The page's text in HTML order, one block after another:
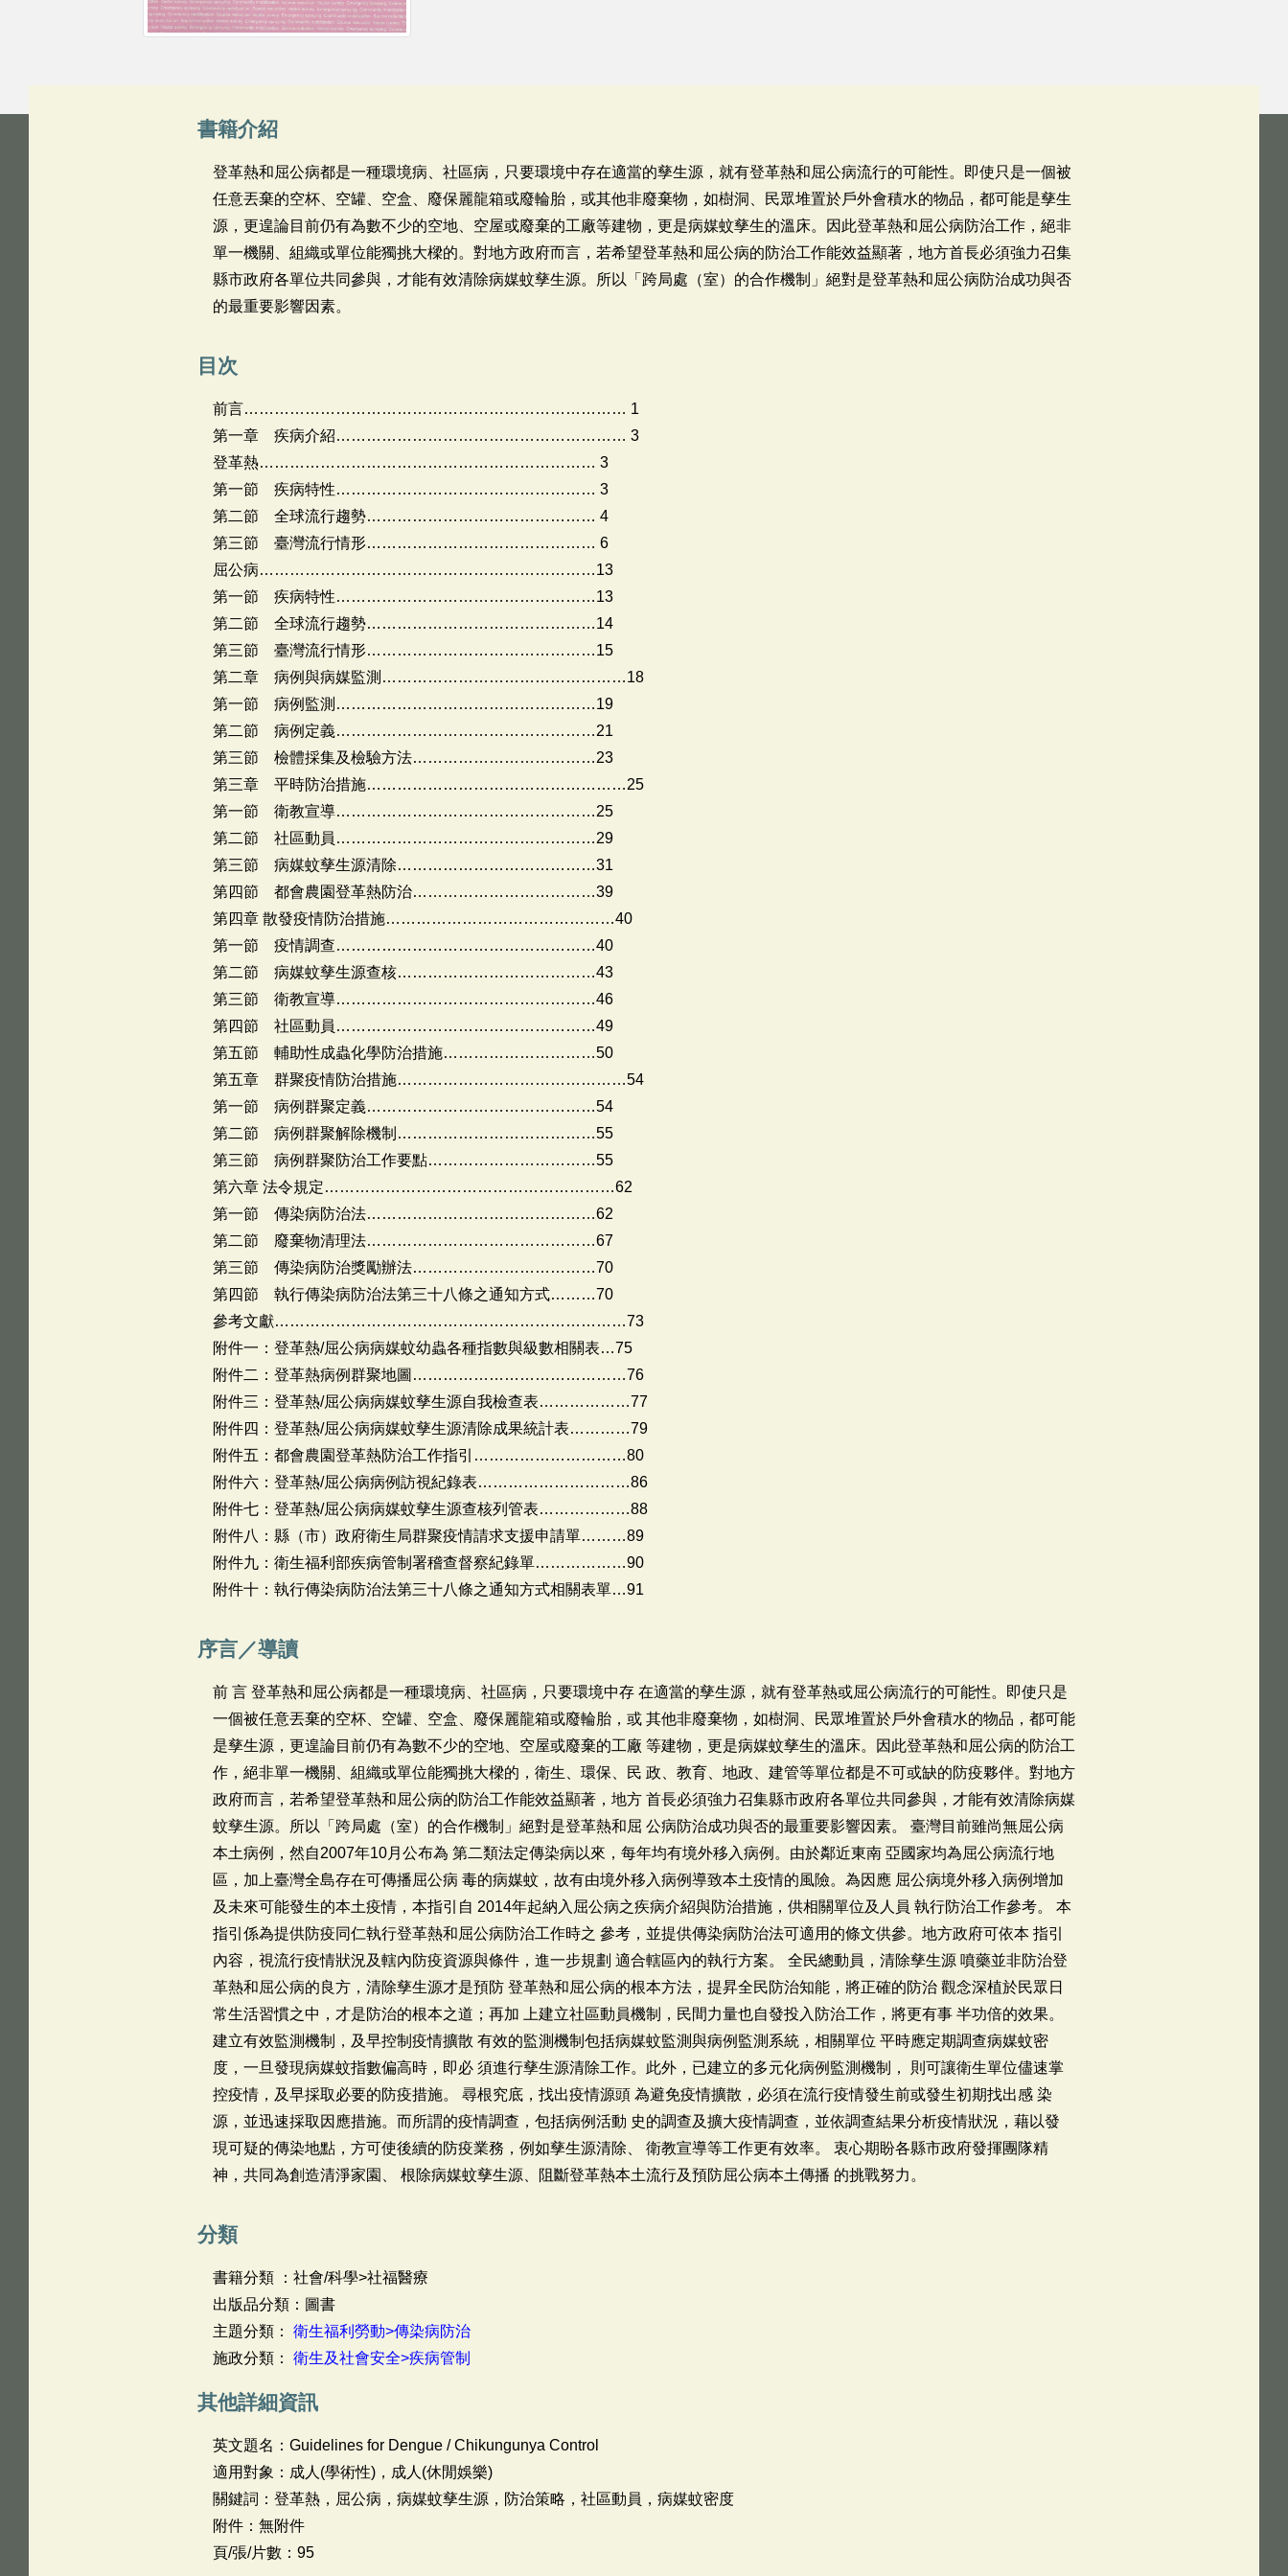
書籍介紹
登革熱和屈公病都是一種環境病、社區病，只要環境中存在適當的孳生源，就有登革熱和屈公病流行的可能性。即使只是一個被
任意丟棄的空杯、空罐、空盒、廢保麗龍箱或廢輪胎，或其他非廢棄物，如樹洞、民眾堆置於戶外會積水的物品，都可能是孳生
源，更遑論目前仍有為數不少的空地、空屋或廢棄的工廠等建物，更是病媒蚊孳生的溫床。因此登革熱和屈公病防治工作，絕非
單一機關、組織或單位能獨挑大樑的。對地方政府而言，若希望登革熱和屈公病的防治工作能效益顯著，地方首長必須強力召集
縣市政府各單位共同參與，才能有效清除病媒蚊孳生源。所以「跨局處（室）的合作機制」絕對是登革熱和屈公病防治成功與否
的最重要影響因素。
目次
前言………………………………………………………………… 1
第一章 疾病介紹………………………………………………… 3
登革熱………………………………………………………… 3
第一節 疾病特性…………………………………………… 3
第二節 全球流行趨勢……………………………………… 4
第三節 臺灣流行情形……………………………………… 6
屈公病…………………………………………………………13
第一節 疾病特性……………………………………………13
第二節 全球流行趨勢………………………………………14
第三節 臺灣流行情形………………………………………15
第二章 病例與病媒監測…………………………………………18
第一節 病例監測……………………………………………19
第二節 病例定義……………………………………………21
第三節 檢體採集及檢驗方法………………………………23
第三章 平時防治措施……………………………………………25
第一節 衛教宣導……………………………………………25
第二節 社區動員……………………………………………29
第三節 病媒蚊孳生源清除…………………………………31
第四節 都會農園登革熱防治………………………………39
第四章 散發疫情防治措施………………………………………40
第一節 疫情調查……………………………………………40
第二節 病媒蚊孳生源查核…………………………………43
第三節 衛教宣導……………………………………………46
第四節 社區動員……………………………………………49
第五節 輔助性成蟲化學防治措施…………………………50
第五章 群聚疫情防治措施………………………………………54
第一節 病例群聚定義………………………………………54
第二節 病例群聚解除機制…………………………………55
第三節 病例群聚防治工作要點……………………………55
第六章 法令規定…………………………………………………62
第一節 傳染病防治法………………………………………62
第二節 廢棄物清理法………………………………………67
第三節 傳染病防治獎勵辦法………………………………70
第四節 執行傳染病防治法第三十八條之通知方式………70
參考文獻……………………………………………………………73
附件一：登革熱/屈公病病媒蚊幼蟲各種指數與級數相關表…75
附件二：登革熱病例群聚地圖……………………………………76
附件三：登革熱/屈公病病媒蚊孳生源自我檢查表………………77
附件四：登革熱/屈公病病媒蚊孳生源清除成果統計表…………79
附件五：都會農園登革熱防治工作指引…………………………80
附件六：登革熱/屈公病病例訪視紀錄表…………………………86
附件七：登革熱/屈公病病媒蚊孳生源查核列管表………………88
附件八：縣（市）政府衛生局群聚疫情請求支援申請單………89
附件九：衛生福利部疾病管制署稽查督察紀錄單………………90
附件十：執行傳染病防治法第三十八條之通知方式相關表單…91
序言／導讀
前 言 登革熱和屈公病都是一種環境病、社區病，只要環境中存 在適當的孳生源，就有登革熱或屈公病流行的可能性。即使只是
一個被任意丟棄的空杯、空罐、空盒、廢保麗龍箱或廢輪胎，或 其他非廢棄物，如樹洞、民眾堆置於戶外會積水的物品，都可能
是孳生源，更遑論目前仍有為數不少的空地、空屋或廢棄的工廠 等建物，更是病媒蚊孳生的溫床。因此登革熱和屈公病的防治工
作，絕非單一機關、組織或單位能獨挑大樑的，衛生、環保、民 政、教育、地政、建管等單位都是不可或缺的防疫夥伴。對地方
政府而言，若希望登革熱和屈公病的防治工作能效益顯著，地方 首長必須強力召集縣市政府各單位共同參與，才能有效清除病媒
蚊孳生源。所以「跨局處（室）的合作機制」絕對是登革熱和屈 公病防治成功與否的最重要影響因素。 臺灣目前雖尚無屈公病
本土病例，然自2007年10月公布為 第二類法定傳染病以來，每年均有境外移入病例。由於鄰近東南 亞國家均為屈公病流行地
區，加上臺灣全島存在可傳播屈公病 毒的病媒蚊，故有由境外移入病例導致本土疫情的風險。為因應 屈公病境外移入病例增加
及未來可能發生的本土疫情，本指引自 2014年起納入屈公病之疾病介紹與防治措施，供相關單位及人員 執行防治工作參考。 本
指引係為提供防疫同仁執行登革熱和屈公病防治工作時之 參考，並提供傳染病防治法可適用的條文供參。地方政府可依本 指引
內容，視流行疫情狀況及轄內防疫資源與條件，進一步規劃 適合轄區內的執行方案。 全民總動員，清除孳生源 噴藥並非防治登
革熱和屈公病的良方，清除孳生源才是預防 登革熱和屈公病的根本方法，提昇全民防治知能，將正確的防治 觀念深植於民眾日
常生活習慣之中，才是防治的根本之道；再加 上建立社區動員機制，民間力量也自發投入防治工作，將更有事 半功倍的效果。
建立有效監測機制，及早控制疫情擴散 有效的監測機制包括病媒蚊監測與病例監測系統，相關單位 平時應定期調查病媒蚊密
度，一旦發現病媒蚊指數偏高時，即必 須進行孳生源清除工作。此外，已建立的多元化病例監測機制， 則可讓衛生單位儘速掌
控疫情，及早採取必要的防疫措施。 尋根究底，找出疫情源頭 為避免疫情擴散，必須在流行疫情發生前或發生初期找出感 染
源，並迅速採取因應措施。而所謂的疫情調查，包括病例活動 史的調查及擴大疫情調查，並依調查結果分析疫情狀況，藉以發
現可疑的傳染地點，方可使後續的防疫業務，例如孳生源清除、 衛教宣導等工作更有效率。 衷心期盼各縣市政府發揮團隊精
神，共同為創造清淨家園、 根除病媒蚊孳生源、阻斷登革熱本土流行及預防屈公病本土傳播 的挑戰努力。
分類
書籍分類 ：社會/科學>社福醫療
出版品分類：圖書
主題分類： 衛生福利勞動>傳染病防治
施政分類： 衛生及社會安全>疾病管制
其他詳細資訊
英文題名： Guidelines for Dengue / Chikungunya Control
適用對象：成人(學術性)，成人(休閒娛樂)
關鍵詞：登革熱，屈公病，病媒蚊孳生源，防治策略，社區動員，病媒蚊密度
附件：無附件
頁/張/片數：95